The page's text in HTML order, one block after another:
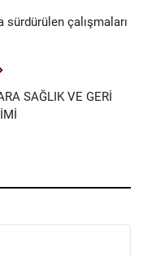
sürdürülen çalışmaları
SAĞLIK VE GERİ